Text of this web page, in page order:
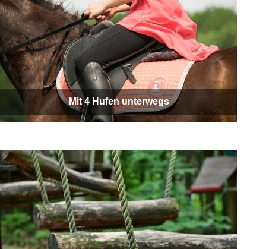
Mit 4 Hufen unterwegs